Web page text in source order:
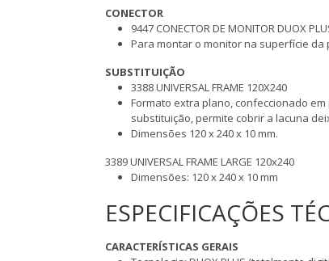
CONECTOR
9447 CONECTOR DE MONITOR DUOX
Para montar o monitor na superfície da
SUBSTITUIÇÃO
3388 UNIVERSAL FRAME 120X240
Formato extra plano, confeccionado
substituição, permite cobrir a lacuna
Dimensões 120 x 240 x 10 mm.
3389 UNIVERSAL FRAME LARGE 120x240
Dimensões: 120 x 240 x 10 mm
ESPECIFICAÇÕES
CARACTERÍSTICAS GERAIS